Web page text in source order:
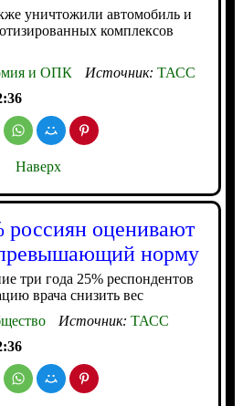
уничтожили автомобиль и
комплексов
и ОПК Источник: ТАСС
Наверх
оценивают
норму
три года 25% респондентов
врача снизить вес
Источник: ТАСС